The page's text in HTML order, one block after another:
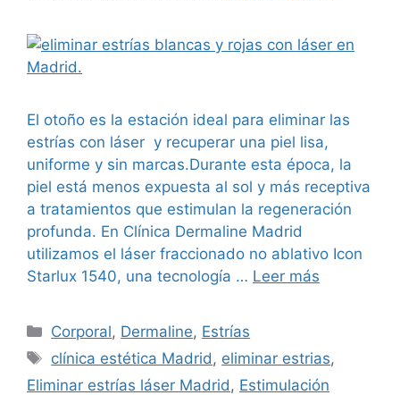
El otoño es la estación ideal para eliminar las
estrías con láser y recuperar una piel lisa,
uniforme y sin marcas.Durante esta época, la
piel está menos expuesta al sol y más receptiva
a tratamientos que estimulan la regeneración
profunda. En Clínica Dermaline Madrid
utilizamos el láser fraccionado no ablativo Icon
Starlux 1540, una tecnología … Leer más
Corporal, Dermaline, Estrías
clínica estética Madrid , eliminar estrias,
Eliminar estrías láser Madrid , Estimulación